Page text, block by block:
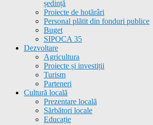
ședință
Proiecte de hotărâri
Personal plătit din fonduri publice
Buget
SIPOCA 35
Dezvoltare
Agricultura
Proiecte și investiții
Turism
Parteneri
Cultură locală
Prezentare locală
Sărbători locale
Educație